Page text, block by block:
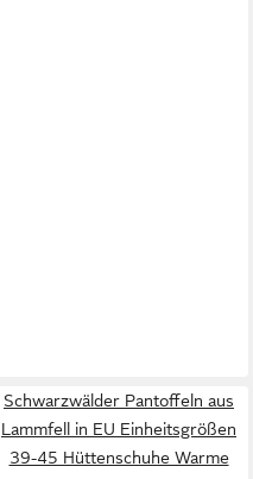
Schwarzwälder Pantoffeln aus
Lammfell in EU Einheitsgrößen
39-45 Hüttenschuhe Warme